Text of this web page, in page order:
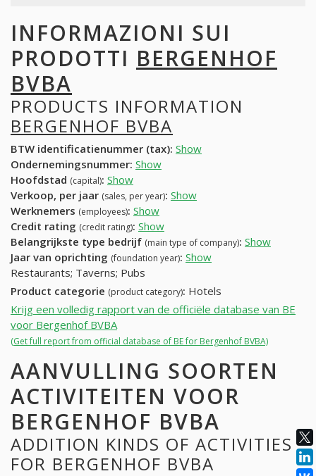
INFORMAZIONI SUI
PRODOTTI BERGENHOF
BVBA
PRODUCTS INFORMATION
BERGENHOF BVBA
BTW identificatienummer (tax): Show
Ondernemingsnummer: Show
Hoofdstad (capital): Show
Verkoop, per jaar (sales, per year): Show
Werknemers (employees): Show
Credit rating (credit rating): Show
Belangrijkste type bedrijf (main type of company): Show
Jaar van oprichting (foundation year): Show
Restaurants; Taverns; Pubs
Product categorie (product category): Hotels
Krijg een volledig rapport van de officiële database van BE
voor Bergenhof BVBA
(Get full report from official database of BE for Bergenhof BVBA)
AANVULLING SOORTEN
ACTIVITEITEN VOOR
BERGENHOF BVBA
ADDITION KINDS OF ACTIVITIES
FOR BERGENHOF BVBA